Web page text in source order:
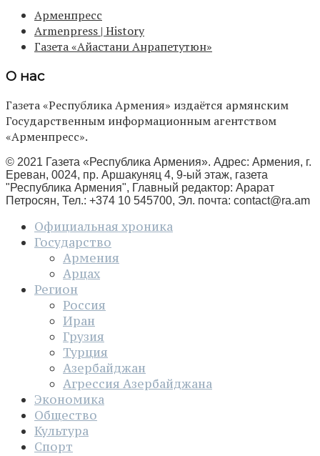
Арменпресс
Armenpress | History
Газета «Айастани Анрапетутюн»
О нас
Газета «Республика Армения» издаётся армянским
Государственным информационным агентством
«Арменпресс».
© 2021 Газета «Республика Армения». Адрес: Армения, г.
Ереван, 0024, пр. Аршакуняц 4, 9-ый этаж, газета
"Республика Армения", Главный редактор: Арарат
Петросян, Тел.: +374 10 545700, Эл. почта: contact@ra.am
Официальная хроника
Государство
Армения
Арцах
Регион
Россия
Иран
Грузия
Турция
Азербайджан
Агрессия Азербайджана
Экономика
Общество
Культура
Спорт